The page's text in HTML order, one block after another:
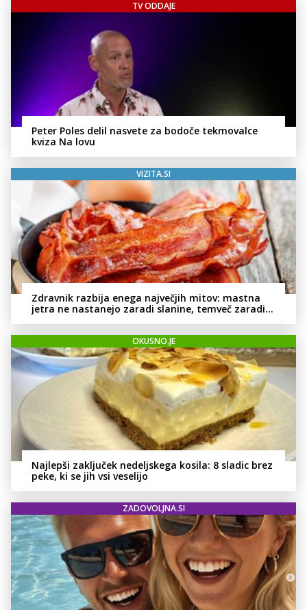
TV ODDAJE
Peter Poles delil nasvete za bodoče tekmovalce
kviza Na lovu
VIZITA.SI
Zdravnik razbija enega največjih mitov: mastna
jetra ne nastanejo zaradi slanine, temveč zaradi
OKUSNO.JE
Najlepši zaključek nedeljskega kosila: 8 sladic brez
peke, ki se jih vsi veselijo
ZADOVOLJNA.SI